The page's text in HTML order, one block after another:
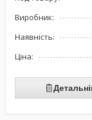
Виробник:
Наявність:
Ціна: